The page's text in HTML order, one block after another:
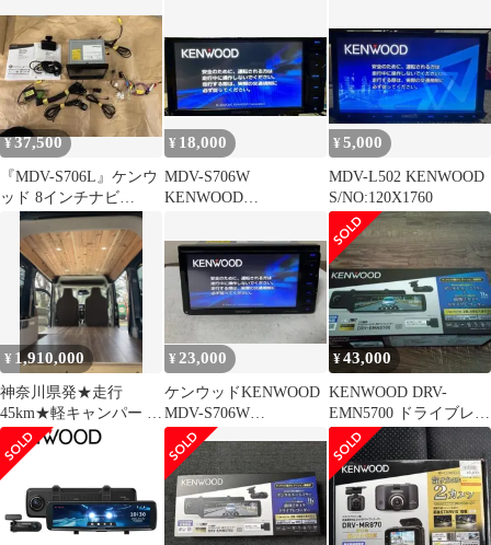
¥37,500
『MDV-S706L』ケンウ
ッド 8インチナビ
『DRV-N530』ドラレコ
セット
¥ 18,000
MDV-S706W
KENWOOD
¥5,000
MDV-L502 KENWOOD
S/NO:120X1760
¥ 1,910,000
神奈川県発★走行
45km★軽キャンパー ス
ズキ エブリイ DA17V
¥ 23,000
ケンウッドKENWOOD
MDV-S706W
2019「W」
¥43,000
KENWOOD DRV-
EMN5700 ドライブレコ
ーダー